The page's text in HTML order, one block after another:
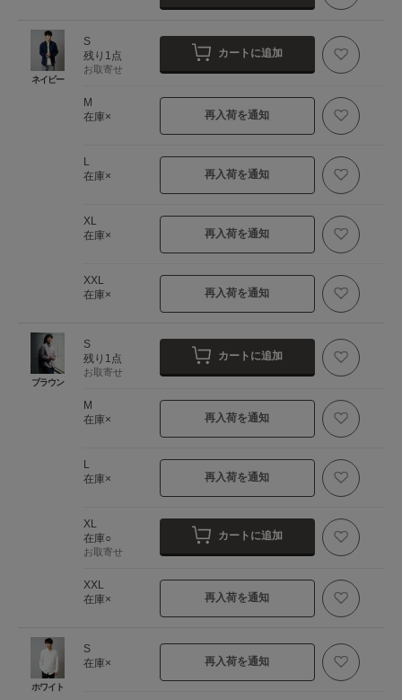
ネイビー
S
残り1点
お取寄せ
カートに追加
M
在庫×
再入荷を通知
L
在庫×
再入荷を通知
XL
在庫×
再入荷を通知
XXL
在庫×
再入荷を通知
ブラウン
S
残り1点
お取寄せ
カートに追加
M
在庫×
再入荷を通知
L
在庫×
再入荷を通知
XL
在庫○
お取寄せ
カートに追加
XXL
在庫×
再入荷を通知
ホワイト
S
在庫×
再入荷を通知